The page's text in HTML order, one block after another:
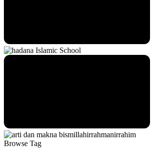
Browse Tag